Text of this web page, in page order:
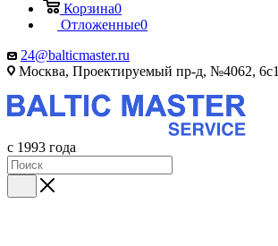
Корзина0
Отложенные0
24@balticmaster.ru
Москва, Проектируемый пр-д, №4062, 6с1
с 1993 года